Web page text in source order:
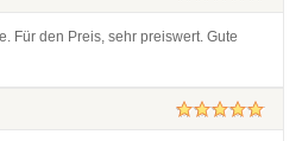
Für den Preis, sehr preiswert. Gute